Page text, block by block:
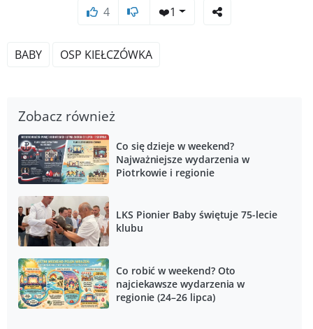
4 ❤️1
BABY OSP KIEŁCZÓWKA
Zobacz również
Co się dzieje w weekend?
Najważniejsze wydarzenia w
Piotrkowie i regionie
LKS Pionier Baby świętuje 75-lecie
klubu
Co robić w weekend? Oto
najciekawsze wydarzenia w
regionie (24–26 lipca)